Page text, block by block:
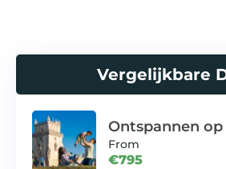
Vergelijkbare
Ontspannen op
From
€795